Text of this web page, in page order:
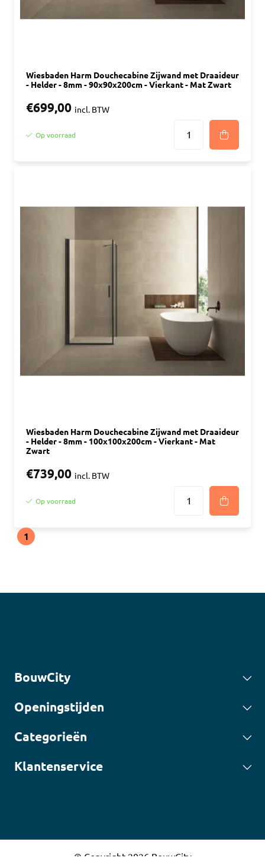
Wiesbaden Harm Douchecabine Zijwand met Draaideur
- Helder - 8mm - 90x90x200cm - Vierkant - Mat Zwart
€699,00 incl. BTW
Op voorraad
Wiesbaden Harm Douchecabine Zijwand met Draaideur
- Helder - 8mm - 100x100x200cm - Vierkant - Mat
Zwart
€739,00 incl. BTW
Op voorraad
1
BouwCity
Openingstijden
Categorieën
Klantenservice
© Copyright 2026 BouwCity